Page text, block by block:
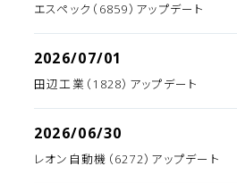
エスペック（6859）アップデート
2026/07/01
田辺工業（1828）アップデート
2026/06/30
レオン自動機（6272）アップデート